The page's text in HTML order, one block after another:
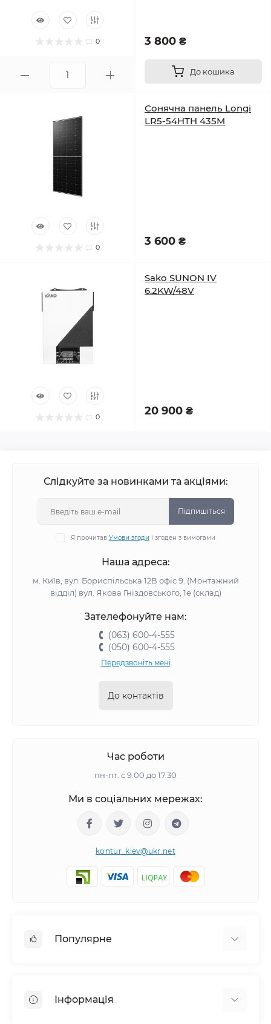
0 3 800 ₴
До кошика
0
Сонячна панель Longi
LR5-54HTH 435M
3 600 ₴
0
Sako SUNON IV
6.2KW/48V
20 900 ₴
Слідкуйте за новинками та акціями:
Підпишіться
Я прочитав Умови згоди і згоден з вимогами
Наша адреса:
м. Київ, вул. Бориспільська 12В офіс 9. (Монтажний
відділ) вул. Якова Гніздовського, 1е (склад)
Зателефонуйте нам:
(063) 600-4-555
(050) 600-4-555
Передзвоніть мені
До контактів
Час роботи
пн-пт. с 9.00 до 17.30
Ми в соціальних мережах:
kontur_kiev@ukr.net
Популярне
Інформація